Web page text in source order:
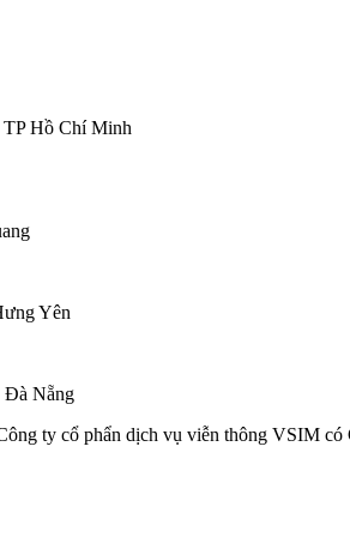
TP Hồ Chí Minh
Yên
Đà Nẵng
ty cổ phẩn dịch vụ viễn thông VSIM